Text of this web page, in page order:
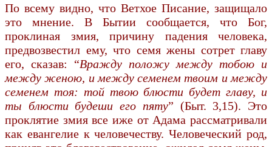
По всему видно, что Ветхое Писание, защищало
это мнение. В Бытии сообщается, что Бог,
проклиная змия, причину падения человека,
предвозвестил ему, что семя жены сотрет главу
его, сказав: “Вражду положу между тобою и
между женою, и между семенем твоим и между
семенем тоя: той твою блюсти будет главу, и
ты блюсти будеши его пяту” (Быт. 3,15). Это
проклятие змия все иже от Адама рассматривали
как евангелие к человечеству. Че­ловеческий род,